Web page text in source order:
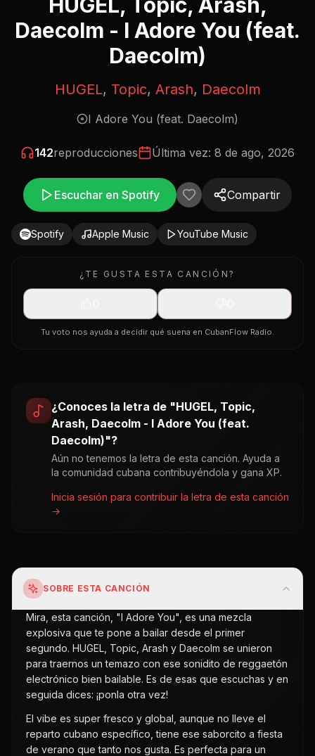
Daecolm - I Adore You (feat.
Daecolm)
HUGEL, Topic, Arash, Daecolm
I Adore You (feat. Daecolm)
142reproducciones Última vez: 8 de ago, 2026
Escuchar en Spotify Compartir
Spotify Apple Music YouTube Music
¿TE GUSTA ESTA CANCIÓN?
Tu voto nos ayuda a decidir qué suena en CubanFlow Radio.
¿Conoces la letra de "HUGEL, Topic,
Arash, Daecolm - I Adore You (feat.
Daecolm)"?
Aún no tenemos la letra de esta canción. Ayuda a
la comunidad cubana contribuyéndola y gana XP.
Inicia sesión para contribuir la letra de esta canción
→
SOBRE ESTA CANCIÓN
Mira, esta canción, "I Adore You", es una mezcla
explosiva que te pone a bailar desde el primer
segundo. HUGEL, Topic, Arash y Daecolm se unieron
para traernos un temazo con ese sonidito de reggaetón
electrónico bien bailable. Es de esas que escuchas y en
seguida dices: ¡ponla otra vez!
El vibe es super fresco y global, aunque no lleve el
reparto cubano específico, tiene ese saborcito a fiesta
de verano que tanto nos gusta. Es perfecta para un